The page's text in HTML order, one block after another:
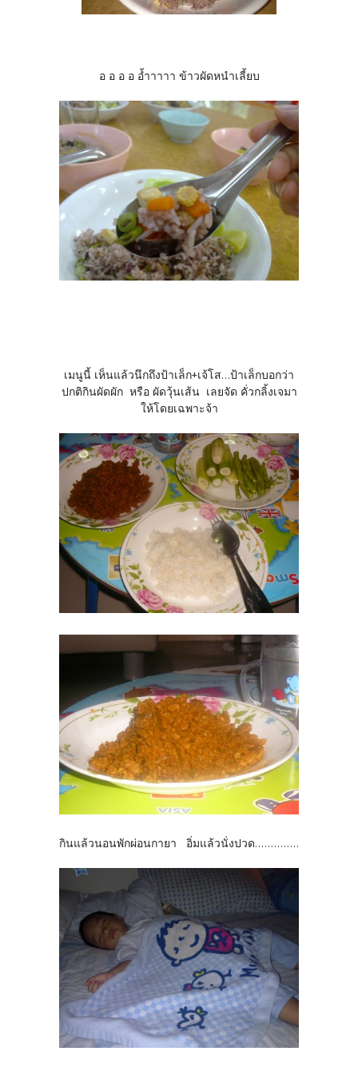
อ อ อ อ อ้ำาาาา ข้าวผัดหนำเลี้ยบ
เมนูนี้ เห็นแล้วนึกถึงป้าเล็ก+เจ้โส...ป้าเล็กบอกว่า
ปกติกินผัดผัก หรือ ผัดวุ้นเส้น เลยจัด คั่วกลิ้งเจมา
ให้โดยเฉพาะจ้า
กินแล้วนอนพักผ่อนกายา อิ่มแล้วนั่งปวด..............